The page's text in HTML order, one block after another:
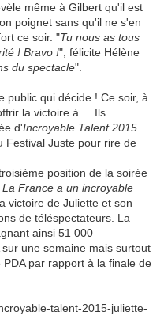
même à Gilbert qu'il est
poignet sans qu'il ne s'en
ce soir. "Tu nous as tous
! Bravo !", félicite Hélène
du spectacle".
public qui décide ! Ce soir, à
la victoire à.... Ils
d'Incroyable Talent 2015
Festival Juste pour rire de
position de la soirée
La France a un incroyable
victoire de Juliette et son
de téléspectateurs. La
ainsi 51 000
une semaine mais surtout
par rapport à la finale de
talent-2015-juliette-